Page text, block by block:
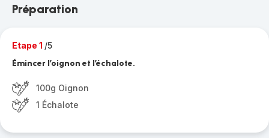
Préparation
Etape 1 /5
Émincer l’oignon et l’échalote.
100g Oignon
1 Échalote